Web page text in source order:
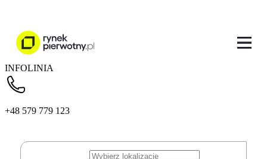
INFOLINIA
+48 579 779 123